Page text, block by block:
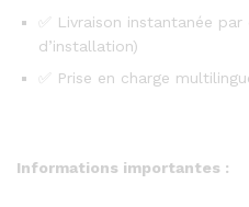
✅ Livraison instantanée
d’installation)
✅ Prise en charge
Informations importantes :